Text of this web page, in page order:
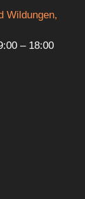
Wildungen,
– 18:00